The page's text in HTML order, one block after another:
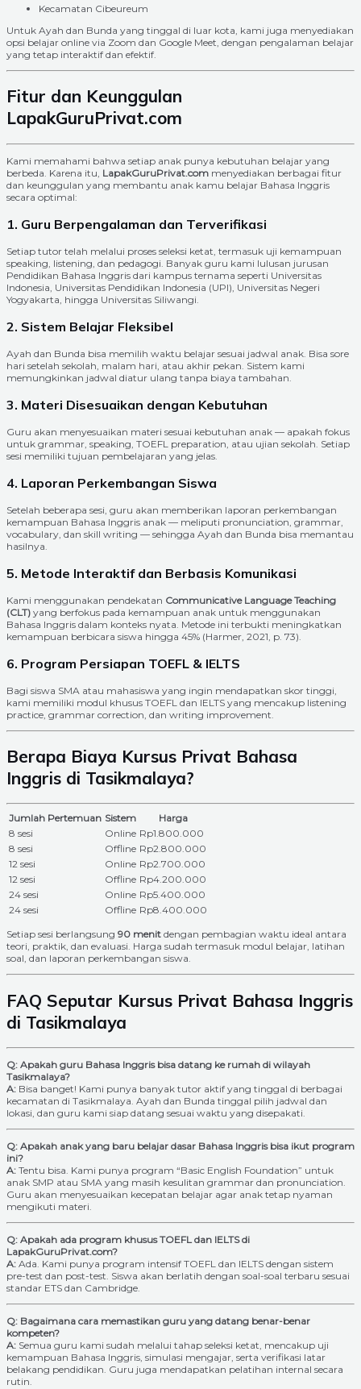
Kecamatan Cibeureum
Untuk Ayah dan Bunda yang tinggal di luar kota, kami juga menyediakan
opsi belajar online via Zoom dan Google Meet, dengan pengalaman belajar
yang tetap interaktif dan efektif.
Fitur dan Keunggulan
LapakGuruPrivat.com
Kami memahami bahwa setiap anak punya kebutuhan belajar yang
berbeda. Karena itu, LapakGuruPrivat.com menyediakan berbagai fitur
dan keunggulan yang membantu anak kamu belajar Bahasa Inggris
secara optimal:
1. Guru Berpengalaman dan Terverifikasi
Setiap tutor telah melalui proses seleksi ketat, termasuk uji kemampuan
speaking, listening, dan pedagogi. Banyak guru kami lulusan jurusan
Pendidikan Bahasa Inggris dari kampus ternama seperti Universitas
Indonesia, Universitas Pendidikan Indonesia (UPI), Universitas Negeri
Yogyakarta, hingga Universitas Siliwangi.
2. Sistem Belajar Fleksibel
Ayah dan Bunda bisa memilih waktu belajar sesuai jadwal anak. Bisa sore
hari setelah sekolah, malam hari, atau akhir pekan. Sistem kami
memungkinkan jadwal diatur ulang tanpa biaya tambahan.
3. Materi Disesuaikan dengan Kebutuhan
Guru akan menyesuaikan materi sesuai kebutuhan anak — apakah fokus
untuk grammar, speaking, TOEFL preparation, atau ujian sekolah. Setiap
sesi memiliki tujuan pembelajaran yang jelas.
4. Laporan Perkembangan Siswa
Setelah beberapa sesi, guru akan memberikan laporan perkembangan
kemampuan Bahasa Inggris anak — meliputi pronunciation, grammar,
vocabulary, dan skill writing — sehingga Ayah dan Bunda bisa memantau
hasilnya.
5. Metode Interaktif dan Berbasis Komunikasi
Kami menggunakan pendekatan Communicative Language Teaching
(CLT) yang berfokus pada kemampuan anak untuk menggunakan
Bahasa Inggris dalam konteks nyata. Metode ini terbukti meningkatkan
kemampuan berbicara siswa hingga 45% (Harmer, 2021, p. 73).
6. Program Persiapan TOEFL & IELTS
Bagi siswa SMA atau mahasiswa yang ingin mendapatkan skor tinggi,
kami memiliki modul khusus TOEFL dan IELTS yang mencakup listening
practice, grammar correction, dan writing improvement.
Berapa Biaya Kursus Privat Bahasa
Inggris di Tasikmalaya?
Jumlah Pertemuan Sistem
Harga
8 sesi
Online Rp1.800.000
8 sesi
Offline Rp2.800.000
12 sesi
Online Rp2.700.000
12 sesi
Offline Rp4.200.000
24 sesi
Online Rp5.400.000
24 sesi
Offline Rp8.400.000
Setiap sesi berlangsung 90 menit dengan pembagian waktu ideal antara
teori, praktik, dan evaluasi. Harga sudah termasuk modul belajar, latihan
soal, dan laporan perkembangan siswa.
FAQ Seputar Kursus Privat Bahasa Inggris
di Tasikmalaya
Q: Apakah guru Bahasa Inggris bisa datang ke rumah di wilayah
Tasikmalaya?
A: Bisa banget! Kami punya banyak tutor aktif yang tinggal di berbagai
kecamatan di Tasikmalaya. Ayah dan Bunda tinggal pilih jadwal dan
lokasi, dan guru kami siap datang sesuai waktu yang disepakati.
Q: Apakah anak yang baru belajar dasar Bahasa Inggris bisa ikut program
ini?
A: Tentu bisa. Kami punya program “Basic English Foundation” untuk
anak SMP atau SMA yang masih kesulitan grammar dan pronunciation.
Guru akan menyesuaikan kecepatan belajar agar anak tetap nyaman
mengikuti materi.
Q: Apakah ada program khusus TOEFL dan IELTS di
LapakGuruPrivat.com?
A: Ada. Kami punya program intensif TOEFL dan IELTS dengan sistem
pre-test dan post-test. Siswa akan berlatih dengan soal-soal terbaru sesuai
standar ETS dan Cambridge.
Q: Bagaimana cara memastikan guru yang datang benar-benar
kompeten?
A: Semua guru kami sudah melalui tahap seleksi ketat, mencakup uji
kemampuan Bahasa Inggris, simulasi mengajar, serta verifikasi latar
belakang pendidikan. Guru juga mendapatkan pelatihan internal secara
rutin.